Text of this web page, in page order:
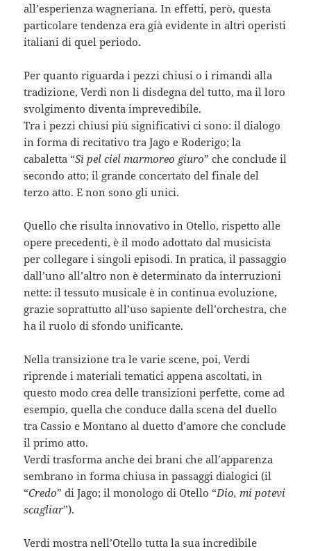
all’esperienza wagneriana. In effetti, però, questa
particolare tendenza era già evidente in altri operisti
italiani di quel periodo.
Per quanto riguarda i pezzi chiusi o i rimandi alla
tradizione, Verdi non li disdegna del tutto, ma il loro
svolgimento diventa imprevedibile.
Tra i pezzi chiusi più significativi ci sono: il dialogo
in forma di recitativo tra Jago e Roderigo; la
cabaletta “Sì pel ciel marmoreo giuro” che conclude il
secondo atto; il grande concertato del finale del
terzo atto. E non sono gli unici.
Quello che risulta innovativo in Otello, rispetto alle
opere precedenti, è il modo adottato dal musicista
per collegare i singoli episodi. In pratica, il passaggio
dall’uno all’altro non è determinato da interruzioni
nette: il tessuto musicale è in continua evoluzione,
grazie soprattutto all’uso sapiente dell’orchestra, che
ha il ruolo di sfondo unificante.
Nella transizione tra le varie scene, poi, Verdi
riprende i materiali tematici appena ascoltati, in
questo modo crea delle transizioni perfette, come ad
esempio, quella che conduce dalla scena del duello
tra Cassio e Montano al duetto d’amore che conclude
il primo atto.
Verdi trasforma anche dei brani che all’apparenza
sembrano in forma chiusa in passaggi dialogici (il
“Credo” di Jago; il monologo di Otello “Dio, mi potevi
scagliar”).
Verdi mostra nell’Otello tutta la sua incredibile